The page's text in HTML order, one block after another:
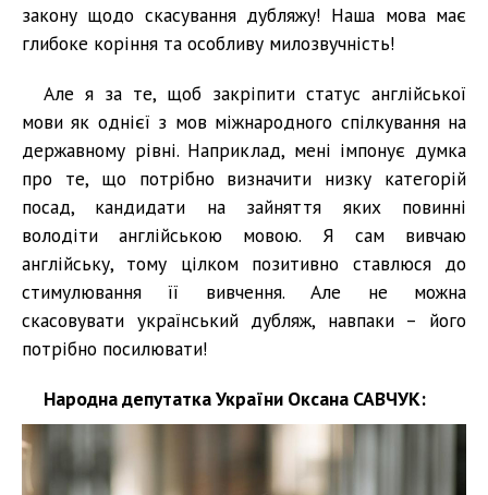
закону щодо скасування дубляжу! Наша мова має
глибоке коріння та особливу милозвучність!
Але я за те, щоб закріпити статус англійської
мови як однієї з мов міжнародного спілкування на
державному рівні. Наприклад, мені імпонує думка
про те, що потрібно визначити низку категорій
посад, кандидати на зайняття яких повинні
володіти англійською мовою. Я сам вивчаю
англійську, тому цілком позитивно ставлюся до
стимулювання її вивчення. Але не можна
скасовувати український дубляж, навпаки – його
потрібно посилювати!
Народна депутатка України Оксана САВЧУК: